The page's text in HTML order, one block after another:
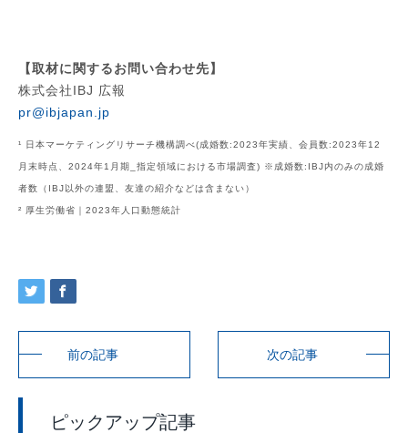
【取材に関するお問い合わせ先】
株式会社IBJ 広報
pr@ibjapan.jp
¹ 日本マーケティングリサーチ機構調べ(成婚数:2023年実績、会員数:2023年12
月末時点、2024年1月期_指定領域における市場調査) ※成婚数:IBJ内のみの成婚
者数（IBJ以外の連盟、友達の紹介などは含まない）
² 厚生労働省｜2023年人口動態統計
前の記事 次の記事
ピックアップ記事